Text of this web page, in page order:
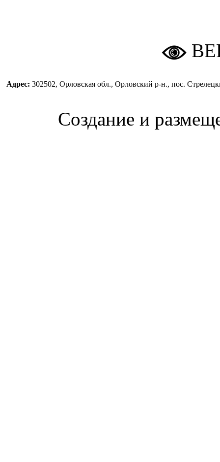
Адрес: 302502, Орловская обл., Орловский р-н., пос.
Создание и